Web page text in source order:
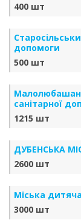
400 шт
допомоги
500 шт
санітарної
1215 шт
ДУБЕНСЬКА
2600 шт
Міська
3000 шт